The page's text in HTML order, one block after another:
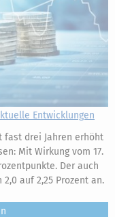
Entwicklungen
fast drei Jahren erhöht
Mit Wirkung vom 17.
Der auch
auf 2,25 Prozent an.